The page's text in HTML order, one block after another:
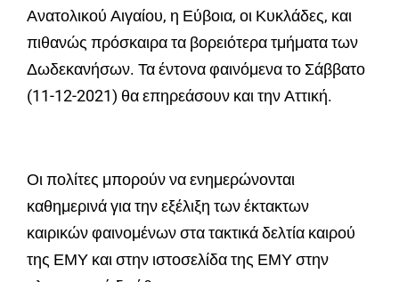
Ανατολικού Αιγαίου, η Εύβοια, οι Κυκλάδες, και
πιθανώς πρόσκαιρα τα βορειότερα τμήματα των
Δωδεκανήσων. Τα έντονα φαινόμενα το Σάββατο
(11-12-2021) θα επηρεάσουν και την Αττική.
Οι πολίτες μπορούν να ενημερώνονται
καθημερινά για την εξέλιξη των έκτακτων
καιρικών φαινομένων στα τακτικά δελτία καιρού
της ΕΜΥ και στην ιστοσελίδα της ΕΜΥ στην